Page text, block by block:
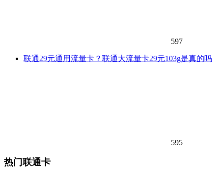
597
联通29元通用流量卡？联通大流量卡29元103g是真的吗
595
热门联通卡